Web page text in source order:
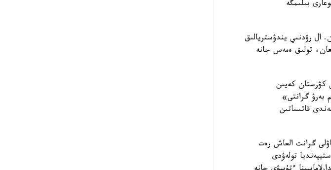
بىلىمگە
12 گرانت قاراستىرىلعان. ال رۋدنىي يندۋستريالىق
تولىق ەمەس جانە
كۋرستان كەيىن
بەرۋ گرانتى»
قاتىساتىن
اتاۋلى گرانت العاش رەت
مىڭ تەڭگە كولەمىندە ستيپەنديا تولەۋدى